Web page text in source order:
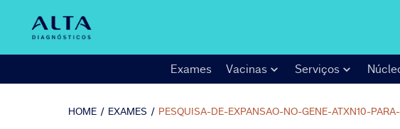
Exames Vacinas Serviços
HOME / EXAMES / PESQUISA-DE-EXPANSAO-NO-GENE-ATXN10-